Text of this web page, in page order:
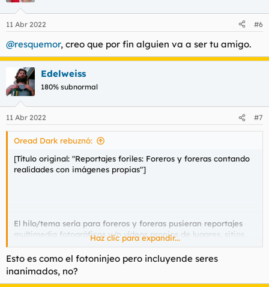
e
:
11 Abr 2022 #6
@resquemor, creo que por fin alguien va a ser tu amigo.
Edelweiss
180% subnormal
11 Abr 2022 #7
Oread Dark rebuznó:
[Título original: "Reportajes foriles: Foreros y foreras contando
realidades con imágenes propias"]
El hilo/tema sería para foreros y foreras pusieran reportajes
multimedia fotográficos y/o vídeos propios de lugares, sitios,
sucesos, movidas, eventos, historias, aventuras, curiosidades,
etc o de algún contexto determinado.
Las fotos y/o vídeos serían de cualquier año o década.
Haz clic para expandir...
Esto es como el fotoninjeo pero incluyende seres
inanimados, no?